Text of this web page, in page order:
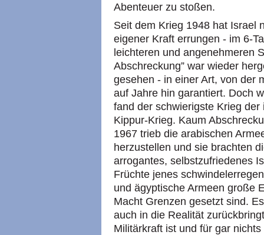
Abenteuer zu stoßen.
Seit dem Krieg 1948 hat Israel
eigener Kraft errungen - im 6-
leichteren und angenehmeren
Abschreckung” war wieder
gesehen - in einer Art, von der
auf Jahre hin garantiert. Doch
fand der schwierigste Krieg
Kippur-Krieg. Kaum
1967 trieb die arabischen
herzustellen und sie brachten
arrogantes, selbstzufriedenes
Früchte jenes
und ägyptische Armeen große
Macht Grenzen gesetzt sind.
auch in die Realität
Militärkraft ist und für gar